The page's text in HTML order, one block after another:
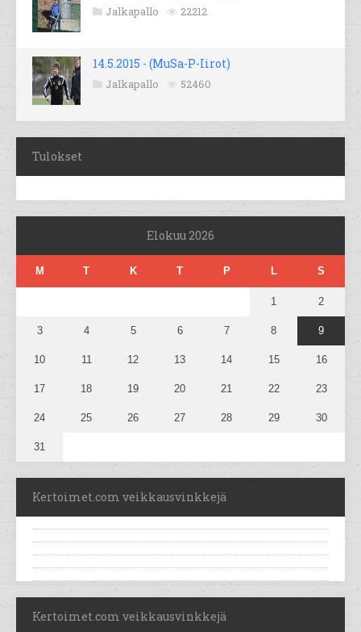
Jalkapallo 22212
14.5.2015 - (MuSa-P-Iirot)
Jalkapallo 52460
Tulokset
Elokuu 2026
M T K T P L S
1 2
3 4 5 6 7 8 9
10 11 12 13 14 15 16
17 18 19 20 21 22 23
24 25 26 27 28 29 30
31
Kertoimet.com veikkausvinkkejä
Kertoimet.com veikkausvinkkejä